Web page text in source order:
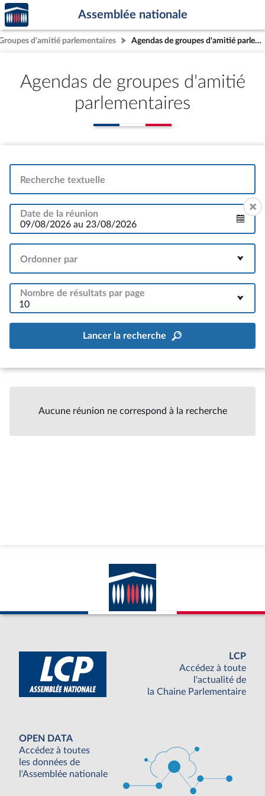
Aller au contenu
Aller en bas de la page
Accèder
à la
page
d'accueil
Assemblée nationale
d'amitié parlementaires Agendas de groupes d'amitié parlementaires
Agendas de groupes d'amitié
parlementaires
Recherche textuelle
Date de la réunion
Ordonner par
Nombre de résultats par page
10
Lancer la recherche
Aucune réunion ne correspond à la recherche
LCP
Accédez à toute
l'actualité de
la Chaine Parlementaire
OPEN DATA
Accédez à toutes
les données de
l'Assemblée nationale